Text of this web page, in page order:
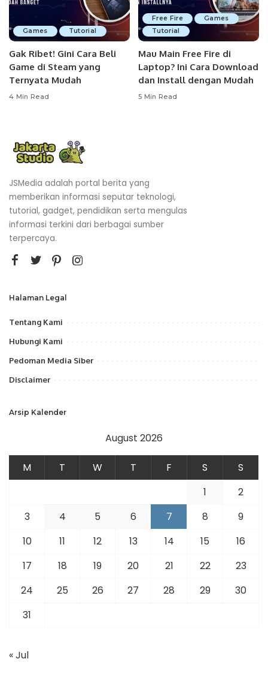
Games Tutorial
Gak Ribet! Gini Cara Beli
Game di Steam yang
Ternyata Mudah
4 Min Read
Free Fire
Games
Tutorial
Mau Main Free Fire di
Laptop? Ini Cara Download
dan Install dengan Mudah
5 Min Read
JSMedia adalah portal berita yang
memberikan informasi seputar teknologi,
tutorial, gadget, pendidikan serta mengulas
informasi terkini dari berbagai sumber
terpercaya.
Halaman Legal
Tentang Kami
Hubungi Kami
Pedoman Media Siber
Disclaimer
Arsip Kalender
August 2026
M T W T F S
S
1
2
3
4 5 6 7 8
9
10
11 12 13 14 15
16
17
18 19 20 21 22
23
24
25 26 27 28 29
30
31
« Jul